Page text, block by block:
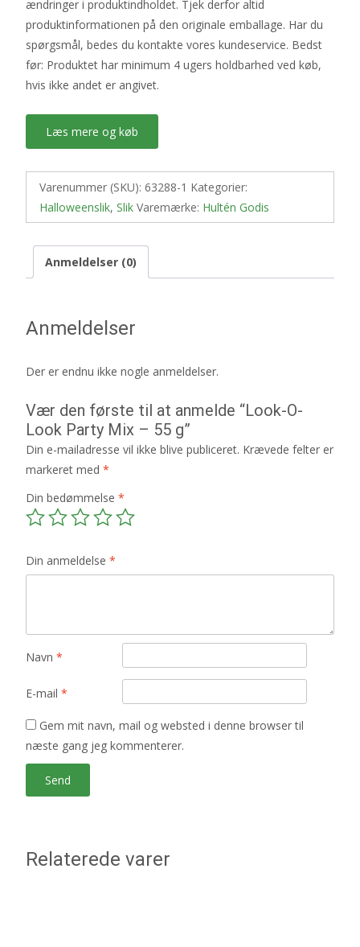
ændringer i produktindholdet. Tjek derfor altid
produktinformationen på den originale emballage. Har du
spørgsmål, bedes du kontakte vores kundeservice. Bedst
før: Produktet har minimum 4 ugers holdbarhed ved køb,
hvis ikke andet er angivet.
Læs mere og køb
Varenummer (SKU): 63288-1 Kategorier:
Halloweenslik, Slik Varemærke: Hultén Godis
Anmeldelser (0)
Anmeldelser
Der er endnu ikke nogle anmeldelser.
Vær den første til at anmelde “Look-O-
Look Party Mix – 55 g”
Din e-mailadresse vil ikke blive publiceret. Krævede felter er
markeret med *
Din bedømmelse *
Din anmeldelse *
Navn *
E-mail *
Gem mit navn, mail og websted i denne browser til
næste gang jeg kommenterer.
Relaterede varer